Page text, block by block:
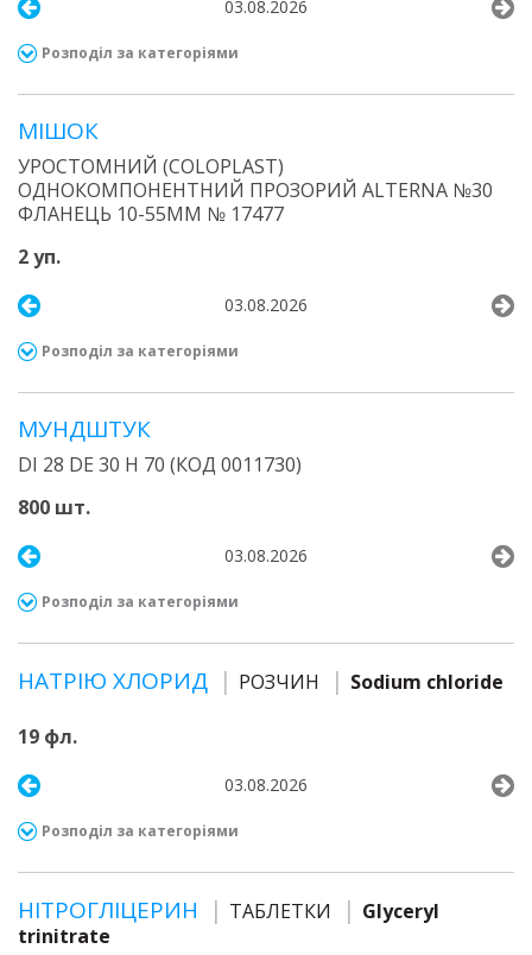
03.08.2026
Розподіл за категоріями
МІШОК
УРОСТОМНИЙ (COLOPLAST)
ОДНОКОМПОНЕНТНИЙ ПРОЗОРИЙ ALTERNA №30
ФЛАНЕЦЬ 10-55ММ № 17477
2 уп.
03.08.2026
Розподіл за категоріями
МУНДШТУК
DI 28 DE 30 H 70 (КОД 0011730)
800 шт.
03.08.2026
Розподіл за категоріями
НАТРІЮ ХЛОРИД РОЗЧИН Sodium chloride
19 фл.
03.08.2026
Розподіл за категоріями
НІТРОГЛІЦЕРИН ТАБЛЕТКИ
Glyceryl
trinitrate